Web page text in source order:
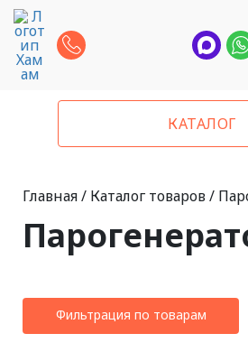
КАТАЛОГ
Главная/ Каталог товаров/
Фильтрация по товарам